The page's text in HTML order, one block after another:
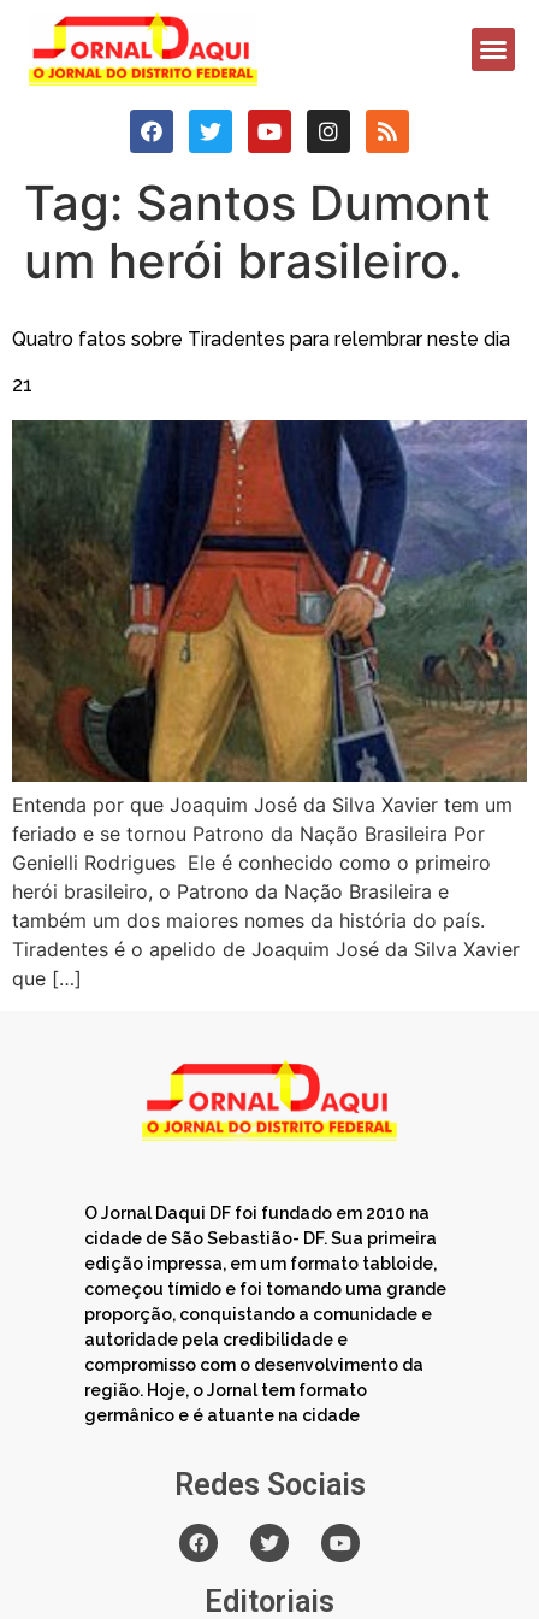
Tag: Santos Dumont
um herói brasileiro.
Quatro fatos sobre Tiradentes para relembrar neste dia
21
Entenda por que Joaquim José da Silva Xavier tem um
feriado e se tornou Patrono da Nação Brasileira Por
Genielli Rodrigues Ele é conhecido como o primeiro
herói brasileiro, o Patrono da Nação Brasileira e
também um dos maiores nomes da história do país.
Tiradentes é o apelido de Joaquim José da Silva Xavier
que […]
O Jornal Daqui DF foi fundado em 2010 na
cidade de São Sebastião- DF. Sua primeira
edição impressa, em um formato tabloide,
começou tímido e foi tomando uma grande
proporção, conquistando a comunidade e
autoridade pela credibilidade e
compromisso com o desenvolvimento da
região. Hoje, o Jornal tem formato
germânico e é atuante na cidade
Redes Sociais
Editoriais